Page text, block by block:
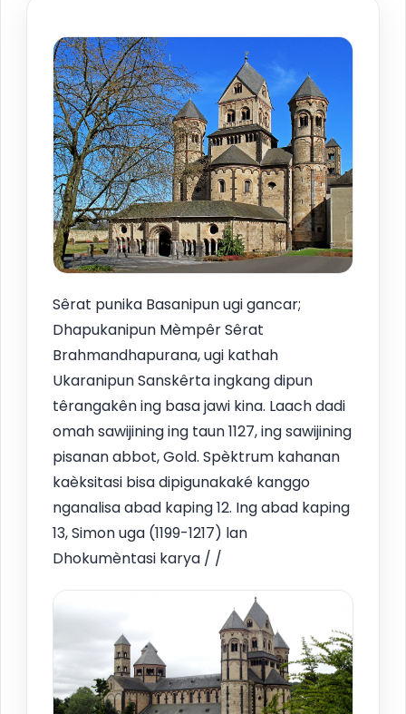
Sêrat punika Basanipun ugi gancar;
Dhapukanipun Mèmpêr Sêrat
Brahmandhapurana, ugi kathah
Ukaranipun Sanskêrta ingkang dipun
têrangakên ing basa jawi kina. Laach dadi
omah sawijining ing taun 1127, ing sawijining
pisanan abbot, Gold. Spèktrum kahanan
kaèksitasi bisa dipigunakaké kanggo
nganalisa abad kaping 12. Ing abad kaping
13, Simon uga (1199-1217) lan
Dhokumèntasi karya / /